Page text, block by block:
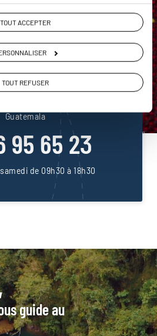
TOUT ACCEPTER
TOUT REFUSER
UN DEVIS
ou
Guatemala
95 65 23
de 09h30 à 18h30
guide au